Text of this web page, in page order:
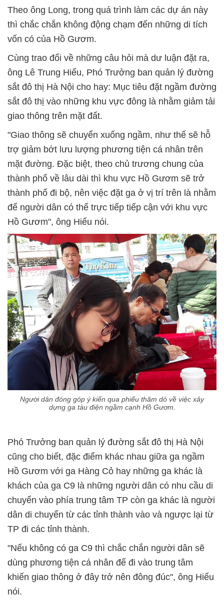
Theo ông Long, trong quá trình làm các dự án này
thì chắc chắn không động chạm đến những di tích
vốn có của Hồ Gươm.
Cùng trao đổi về những câu hỏi mà dư luận đặt ra,
ông Lê Trung Hiếu, Phó Trưởng ban quản lý đường
sắt đô thị Hà Nội cho hay: Mục tiêu đặt ngầm đường
sắt đô thị vào những khu vực đông là nhằm giảm tải
giao thông trên mặt đất.
"Giao thông sẽ chuyển xuống ngầm, như thế sẽ hỗ
trợ giảm bớt lưu lượng phương tiện cá nhân trên
mặt đường. Đặc biệt, theo chủ trương chung của
thành phố về lâu dài thì khu vực Hồ Gươm sẽ trở
thành phố đi bộ, nên việc đặt ga ở vị trí trên là nhằm
để người dân có thể trực tiếp tiếp cận với khu vực
Hồ Gươm", ông Hiếu nói.
Người dân đóng góp ý kiến qua phiếu thăm dò về việc xây
dựng ga tàu điện ngầm cạnh Hồ Gươm.
Phó Trưởng ban quản lý đường sắt đô thị Hà Nội
cũng cho biết, đặc điểm khác nhau giữa ga ngầm
Hồ Gươm với ga Hàng Cỏ hay những ga khác là
khách của ga C9 là những người dân có nhu cầu di
chuyển vào phía trung tâm TP còn ga khác là người
dân di chuyển từ các tỉnh thành vào và ngược lại từ
TP đi các tỉnh thành.
"Nếu không có ga C9 thì chắc chắn người dân sẽ
dùng phương tiện cá nhân để đi vào trung tâm
khiến giao thông ở đây trở nên đông đúc", ông Hiếu
nói.